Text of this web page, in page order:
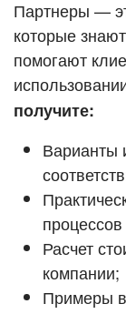
Партнеры —
которые
помогают
получите:
Варианты
Расчет
компании;
Примеры